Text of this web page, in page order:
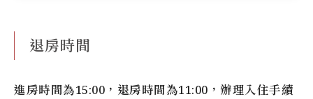
退房時間
進房時間為15:00，退房時間為11:00，辦理入住手續